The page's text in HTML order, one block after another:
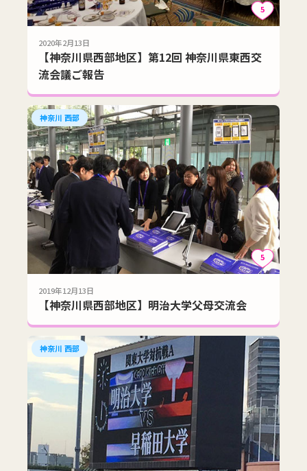
5
2020年2月13日
【神奈川県西部地区】第12回 神奈川県東西交
流会議ご報告
神奈川 西部
5
2019年12月13日
【神奈川県西部地区】明治大学父母交流会
神奈川 西部